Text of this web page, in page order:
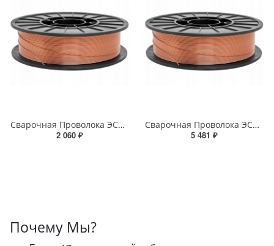
Сварочная Проволока ЭСАБ ОК ПРО 51С 0,8мм 5 kg
2 060 ₽
Сварочная Проволока ЭСАБ ОК ПРО 51С 1,0мм 5 kg
5 481 ₽
Почему Мы?